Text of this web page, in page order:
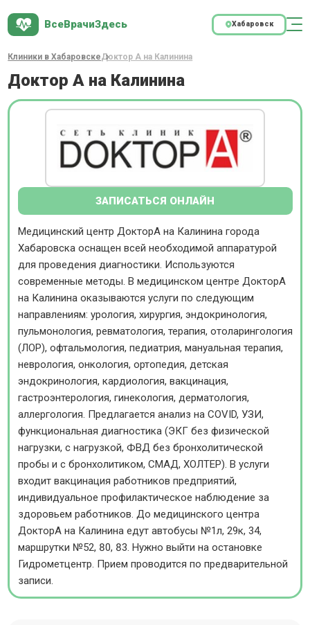
ВсеВрачиЗдесь Хабаровск
Клиники в ХабаровскеДоктор А на Калинина
Доктор А на Калинина
ЗАПИСАТЬСЯ ОНЛАЙН
Медицинский центр ДокторА на Калинина города
Хабаровска оснащен всей необходимой аппаратурой
для проведения диагностики. Используются
современные методы. В медицинском центре ДокторА
на Калинина оказываются услуги по следующим
направлениям: урология, хирургия, эндокринология,
пульмонология, ревматология, терапия, отоларингология
(ЛОР), офтальмология, педиатрия, мануальная терапия,
неврология, онкология, ортопедия, детская
эндокринология, кардиология, вакцинация,
гастроэнтерология, гинекология, дерматология,
аллергология. Предлагается анализ на COVID, УЗИ,
функциональная диагностика (ЭКГ без физической
нагрузки, с нагрузкой, ФВД без бронхолитической
пробы и с бронхолитиком, СМАД, ХОЛТЕР). В услуги
входит вакцинация работников предприятий,
индивидуальное профилактическое наблюдение за
здоровьем работников. До медицинского центра
ДокторА на Калинина едут автобусы №1л, 29к, 34,
маршрутки №52, 80, 83. Нужно выйти на остановке
Гидрометцентр. Прием проводится по предварительной
записи.